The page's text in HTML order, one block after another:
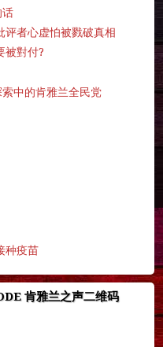
话
评者心虚怕被戮破真相
被對付?
中的肯雅兰全民党
种疫苗
肯雅兰之声二维码